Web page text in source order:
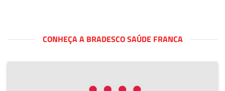
CONHEÇA A BRADESCO SAÚDE FRANCA